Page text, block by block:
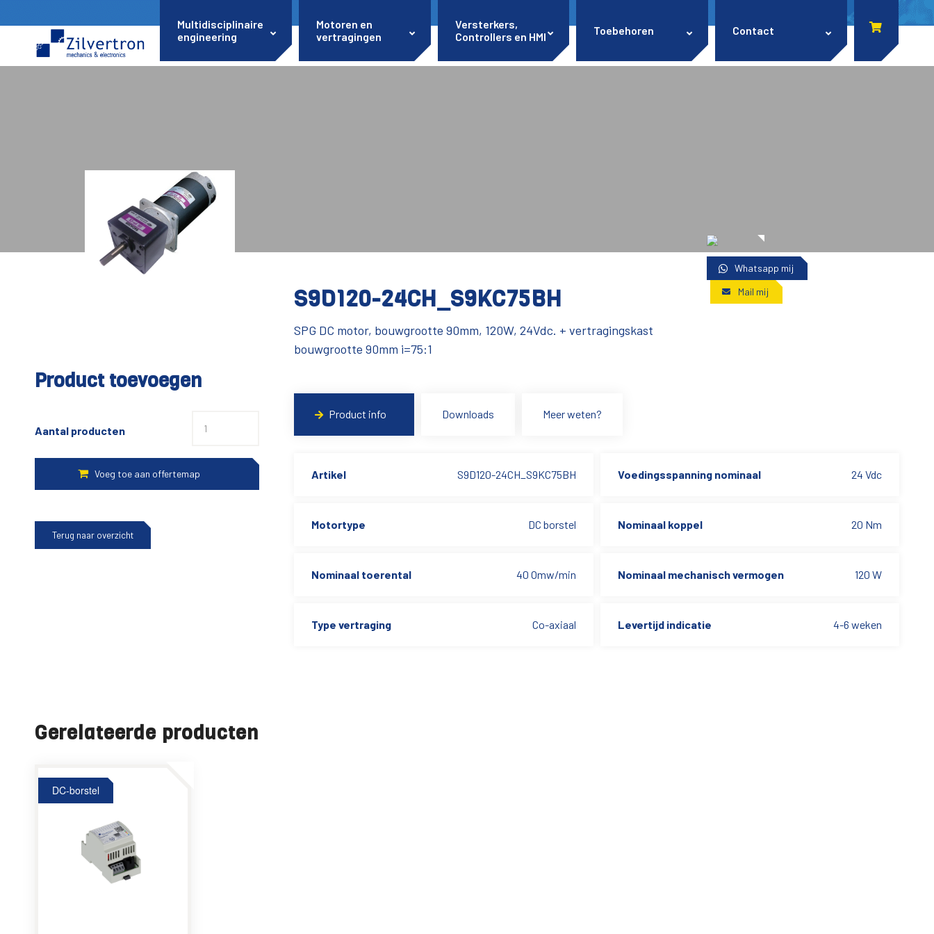
Multidisciplinaire
engineering
Motoren en
vertragingen
Versterkers,
Controllers en HMI
Toebehoren Contact
Whatsapp mij
Mail mij
Product toevoegen
Aantal producten
Terug naar overzicht
S9D120-24CH_S9KC75BH
SPG DC motor, bouwgrootte 90mm, 120W, 24Vdc. + vertragingskast
bouwgrootte 90mm i=75:1
Product info Downloads Meer weten?
Artikel S9D120-24CH_S9KC75BH Voedingsspanning nominaal 24 Vdc
Motortype DC borstel Nominaal koppel 20 Nm
Nominaal toerental 40 Omw/min Nominaal mechanisch vermogen 120 W
Type vertraging Co-axiaal Levertijd indicatie 4-6 weken
Gerelateerde producten
DC-borstel